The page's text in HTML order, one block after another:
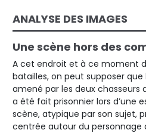
ANALYSE DES IMAGES
Une scène hors des
A cet endroit et à ce moment
batailles, on peut supposer
amené par les deux chasseurs
a été fait prisonnier lors d’une
scène, atypique par son sujet,
centrée autour du personnage